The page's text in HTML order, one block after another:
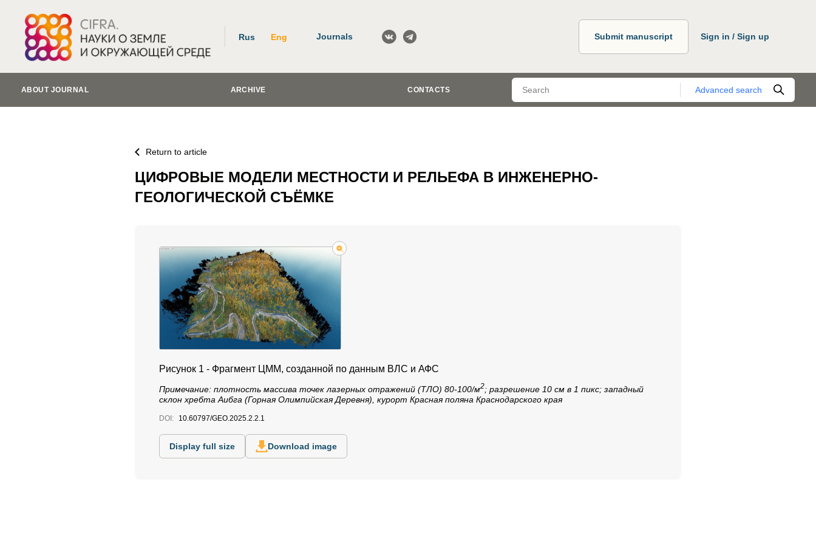
Rus Eng Journals Submit manuscript Sign in / Sign up
ABOUT JOURNAL ARCHIVE CONTACTS Advanced search
Return to article
ЦИФРОВЫЕ МОДЕЛИ МЕСТНОСТИ И РЕЛЬЕФА В ИНЖЕНЕРНО-
ГЕОЛОГИЧЕСКОЙ СЪЁМКЕ
Рисунок 1 - Фрагмент ЦММ, созданной по данным ВЛС и АФС
Примечание: плотность массива точек лазерных отражений (ТЛО) 80-100/м2; разрешение 10 см в 1 пикс; западный
склон хребта Аибга (Горная Олимпийская Деревня), курорт Красная поляна Краснодарского края
DOI: 10.60797/GEO.2025.2.2.1
Display full size Download image